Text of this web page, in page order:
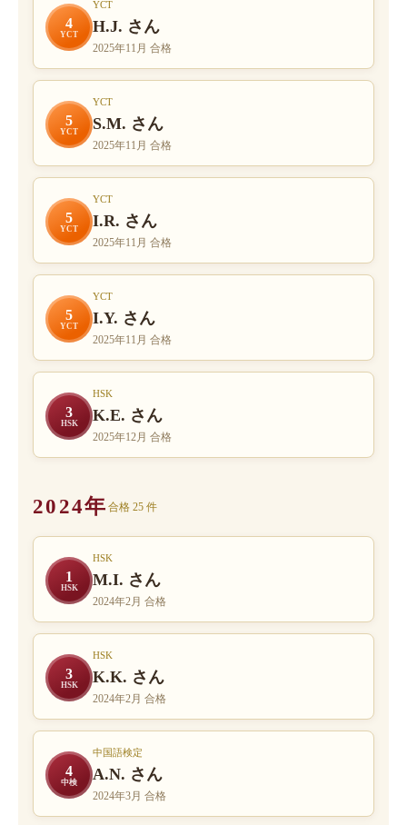
4
YCT
YCT
H.J. さん
2025年11月 合格
5
YCT
YCT
S.M. さん
2025年11月 合格
5
YCT
YCT
I.R. さん
2025年11月 合格
5
YCT
YCT
I.Y. さん
2025年11月 合格
3
HSK
HSK
K.E. さん
2025年12月 合格
2024年 合格 25 件
1
HSK
HSK
M.I. さん
2024年2月 合格
3
HSK
HSK
K.K. さん
2024年2月 合格
4
中検
中国語検定
A.N. さん
2024年3月 合格